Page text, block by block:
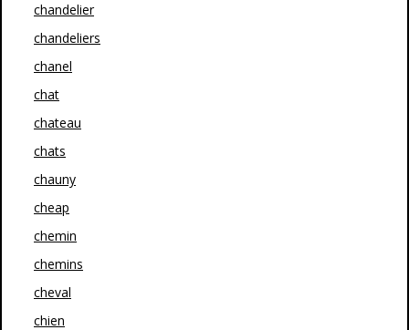
chandelier
chandeliers
chanel
chat
chateau
chats
chauny
cheap
chemin
chemins
cheval
chien